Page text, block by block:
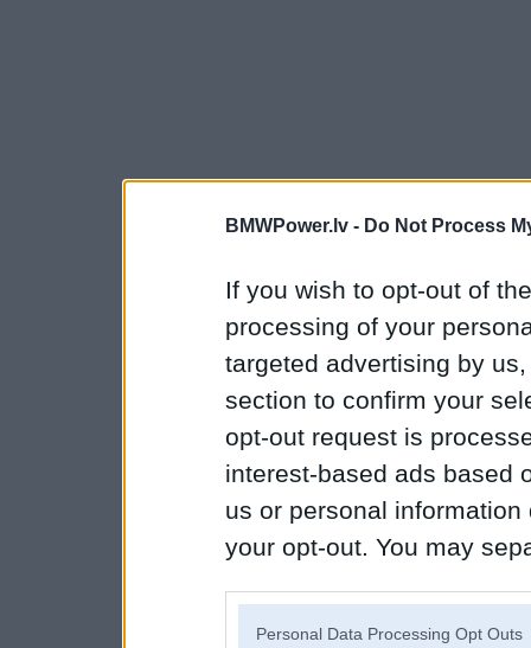
BMWPower.lv - Do Not Process
If you wish to opt-out of
processing of your
targeted advertising by
section to confirm your
opt-out request is
interest-based ads based
us or personal
your opt-out. You may
Personal Data Processing Opt Outs